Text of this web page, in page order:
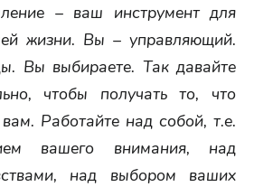
– ваш инструмент для
жизни. Вы – управляющий.
Вы выбираете. Так давайте
чтобы получать то, что
Работайте над собой, т.е.
вашего внимания, над
над выбором ваших